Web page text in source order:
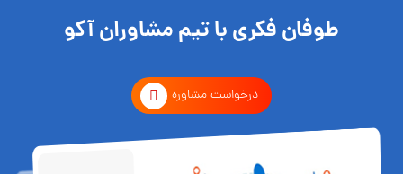
طوفان فکری با تیم مشاوران آکو
درخواست مشاوره